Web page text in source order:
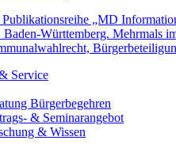
„MD
Baden-Württemberg. Mehrmals
Service
Bürgerbegehren
& Seminarangebot
& Wissen